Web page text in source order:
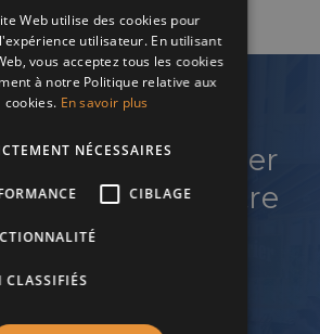
développer
et faire croître
business ?
le cercle d’affaires du B19 !
FRENCH
DUTCH
Web utilise des cookies pour
utilisateur. En utilisant
vous acceptez tous les cookies
à notre Politique relative aux
cookies. En savoir plus
NÉCESSAIRES
CIBLAGE
CLASSIFIÉS